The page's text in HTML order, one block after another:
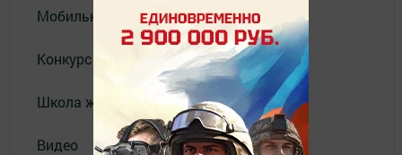
Мобильный репортер
Конкурсы
Школа журналистики
Видео